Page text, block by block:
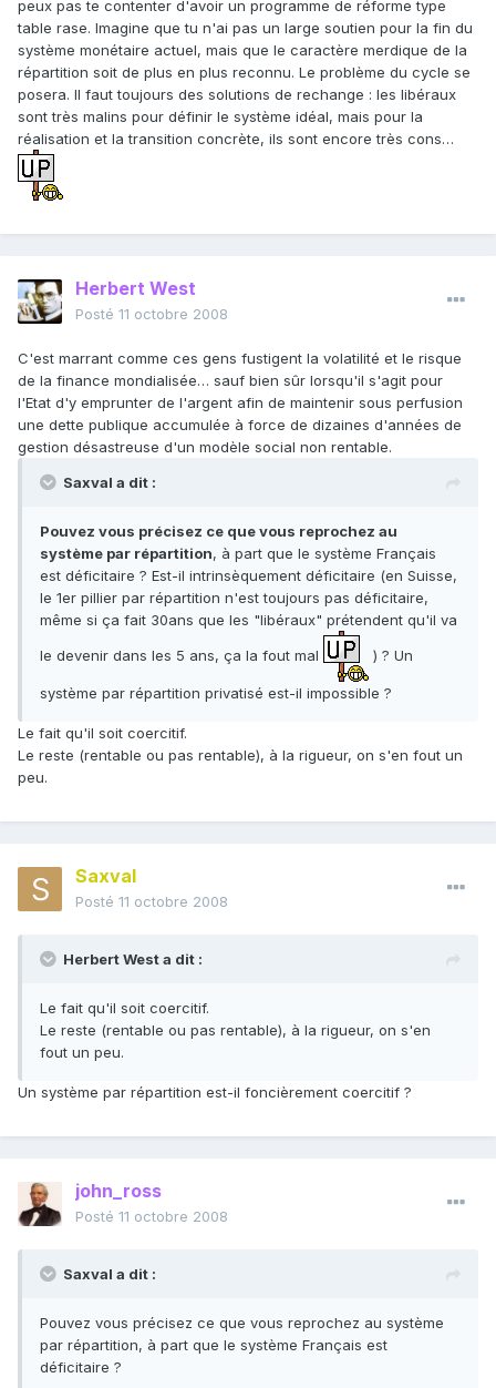
peux pas te contenter d'avoir un programme de réforme type
table rase. Imagine que tu n'ai pas un large soutien pour la fin du
système monétaire actuel, mais que le caractère merdique de la
répartition soit de plus en plus reconnu. Le problème du cycle se
posera. Il faut toujours des solutions de rechange : les libéraux
sont très malins pour définir le système idéal, mais pour la
réalisation et la transition concrète, ils sont encore très cons…
Herbert West
Posté 11 octobre 2008
C'est marrant comme ces gens fustigent la volatilité et le risque
de la finance mondialisée… sauf bien sûr lorsqu'il s'agit pour
l'Etat d'y emprunter de l'argent afin de maintenir sous perfusion
une dette publique accumulée à force de dizaines d'années de
gestion désastreuse d'un modèle social non rentable.
Saxval a dit :
Pouvez vous précisez ce que vous reprochez au
système par répartition, à part que le système Français
est déficitaire ? Est-il intrinsèquement déficitaire (en Suisse,
le 1er pillier par répartition n'est toujours pas déficitaire,
même si ça fait 30ans que les "libéraux" prétendent qu'il va
le devenir dans les 5 ans, ça la fout mal
) ? Un
système par répartition privatisé est-il impossible ?
Le fait qu'il soit coercitif.
Le reste (rentable ou pas rentable), à la rigueur, on s'en fout un
peu.
Saxval
Posté 11 octobre 2008
Herbert West a dit :
Le fait qu'il soit coercitif.
Le reste (rentable ou pas rentable), à la rigueur, on s'en
fout un peu.
Un système par répartition est-il foncièrement coercitif ?
john_ross
Posté 11 octobre 2008
Saxval a dit :
Pouvez vous précisez ce que vous reprochez au système
par répartition, à part que le système Français est
déficitaire ?